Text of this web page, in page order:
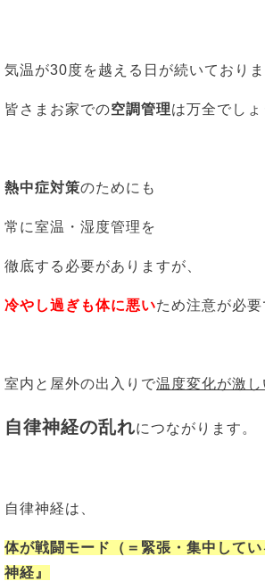
気温が30度を越える日が続いておりま
皆さまお家での空調管理は万全でしょ
熱中症対策のためにも
常に室温・湿度管理を
徹底する必要がありますが、
冷やし過ぎも体に悪いため注意が必要
室内と屋外の出入りで温度変化が激し
自律神経の乱れにつながります。
自律神経は、
体が戦闘モード（＝緊張・集中して
神経』